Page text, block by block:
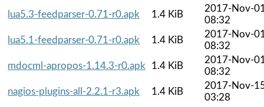
lua5.3-feedparser-0.71-r0.apk
1.4 KiB
2017-Nov-
08:32
lua5.1-feedparser-0.71-r0.apk
1.4 KiB
2017-Nov-
08:32
mdocml-apropos-1.14.3-r0.apk
1.4 KiB
2017-Nov-
08:32
nagios-plugins-all-2.2.1-r3.apk
1.4 KiB
2017-Nov-
03:28